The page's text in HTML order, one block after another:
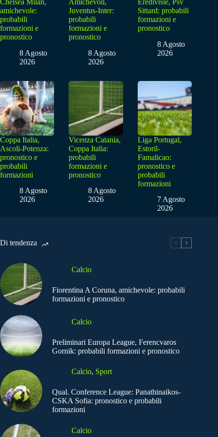
Chelsea Milan,
amichevole:
probabili
formazioni e
pronostico
8 Agosto
2026
Amichevoli,
Juventus-Inter:
probabili
formazioni e
pronostico
8 Agosto
2026
Eredivisie, Psv
Sittard: probabili
formazioni e
pronostico
8 Agosto
2026
Coppa Italia,
Ascoli-Potenza:
pronostico e
probabili
formazioni
8 Agosto
2026
Vicenza Catania,
Coppa Italia:
probabili
formazioni e
pronostico
8 Agosto
2026
Liga Portugal,
Estoril-
Famalicao:
pronostico e
probabili
formazioni
7 Agosto
2026
Di tendenza
Calcio
Fiorentina A Coruna, amichevole: probabili
formazioni e pronostico
Calcio
Preliminari Europa League, Ferencvaros
Gornik: probabili formazioni e pronostico
Calcio, Sport
Qual. Conference League: Panathinaikos-
CSKA Sofia: pronostico e probabili
formazioni
Calcio